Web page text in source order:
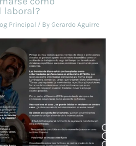
laboral?
Principal / By Gerardo Aguirre